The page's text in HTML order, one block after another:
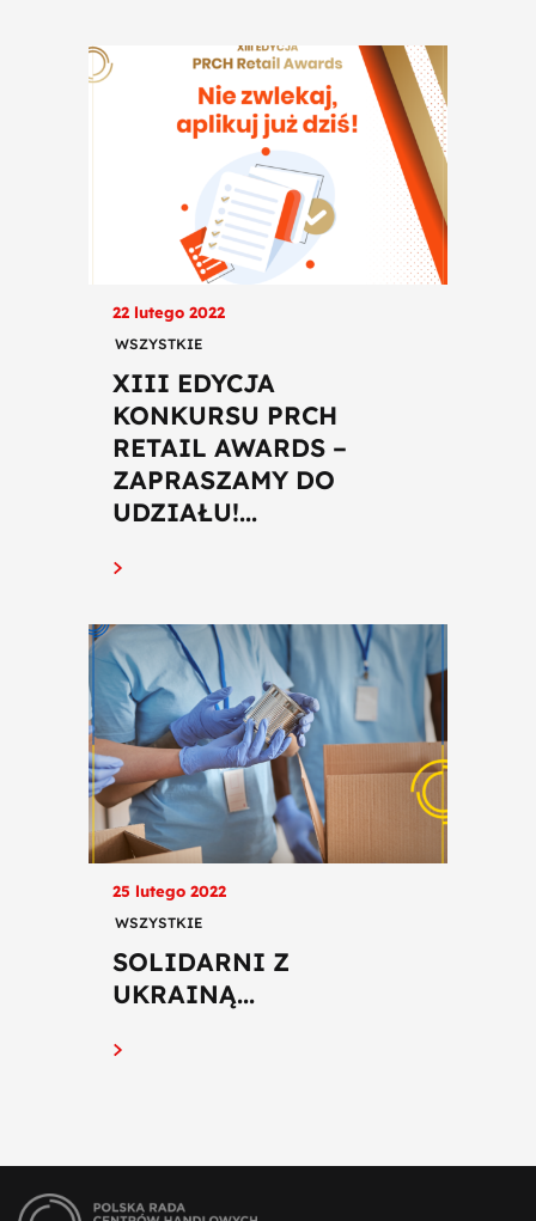
22 lutego 2022
WSZYSTKIE
XIII EDYCJA
KONKURSU PRCH
RETAIL AWARDS –
ZAPRASZAMY DO
UDZIAŁU!...
25 lutego 2022
WSZYSTKIE
SOLIDARNI Z
UKRAINĄ...